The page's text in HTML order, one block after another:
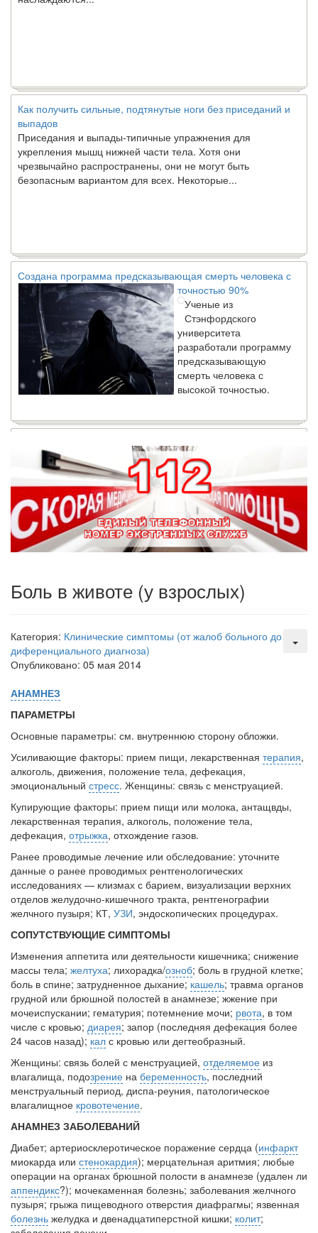
Как получить сильные, подтянутые ноги без приседаний и
выпадов
Приседания и выпады-типичные упражнения для
укрепления мышц нижней части тела. Хотя они
чрезвычайно распространены, они не могут быть
безопасным вариантом для всех. Некоторые...
Создана программа предсказывающая смерть человека с
Ученые из
Стэнфордского
университета
разработали программу
предсказывающую
смерть человека с
высокой точностью.
Зарплата врачей в 2018 году превысит средний доход
Глава Минздрава РФ
Вероника Скворцова
опровергла
сообщение о падении
доходов медицинских
работников в
ближайшие годы. Она
заявила об этом на
Местная анестезия развивает кардиотоксичность
здравоохранения озвучила
Закон о праве родителей находиться с детьми в
реанимации внесен в Госдуму
Соответствующий
законопроект внесен в
палату на
рассмотрение. Суть его
заключается в
нахождении одного из
родителей в
больничной палате
бесплатно, в течении всего срока лечения...
Боль в животе (у взрослых)
Категория: Клинические симптомы (от жалоб больного до
диференциального диагноза)
Опубликовано: 05 мая 2014
АНАМНЕЗ
ПАРАМЕТРЫ
Основные параметры: см. внутреннюю сторону обложки.
Усиливающие факторы: прием пищи, лекарственная терапия,
алкоголь, движения, положение тела, дефекация,
эмоциональный стресс. Женщины: связь с менструацией.
Купирующие факторы: прием пищи или молока, антащвды,
лекарственная терапия, алкоголь, положение тела,
дефекация, отрыжка, отхождение газов.
Ранее проводимые лечение или обследование: уточните
данные о ранее про­водимых рентгенологических
исследованиях — клизмах с барием, ви­зуализации верхних
отделов желудочно-кишечного тракта, рентгено­графии
желчного пузыря; КТ, УЗИ, эндоскопических процедурах.
СОПУТСТВУЮЩИЕ СИМПТОМЫ
Изменения аппетита или деятельности кишечника; снижение
массы тела; желтуха; лихорадка/озноб; боль в грудной клетке;
боль в спине; за­трудненное дыхание; кашель; травма органов
грудной или брюшной по­лостей в анамнезе; жжение при
мочеиспускании; гематурия; потемнение мочи; рвота, в том
числе с кровью; диарея; запор (последняя дефекация более
24 часов назад); кал с кровью или дегтеобразный.
Женщины: связь болей с менструацией, отделяемое из
влагалища, подо­зрение на беременность, последний
менструальный период, диспа-реуния, патологическое
влагалищное кровотечение.
АНАМНЕЗ ЗАБОЛЕВАНИЙ
Диабет; артериосклеротическое поражение сердца (инфаркт
миокар­да или стенокардия); мерцательная аритмия; любые
операции на органах брюшной полости в анамнезе (удален ли
аппендикс?); мочекаменная бо­лезнь; заболевания желчного
пузыря; грыжа пищеводного отверстия диа­фрагмы; язвенная
болезнь желудка и двенадцатиперстной кишки; колит;